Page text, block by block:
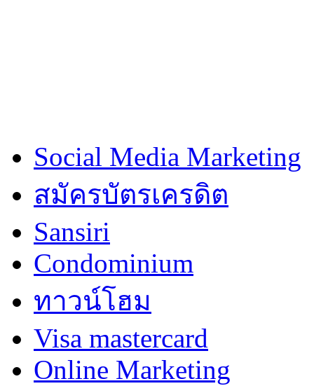
Social Media Marketing
สมัครบัตรเครดิต
Sansiri
Condominium
ทาวน์โฮม
Visa mastercard
Online Marketing